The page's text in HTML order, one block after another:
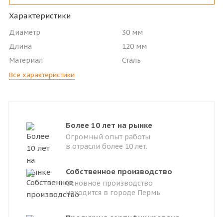
Характеристики
Диаметр
30 мм
Длина
120 мм
Материал
Сталь
Все характеристики
Более 10 лет на рынке
Огромный опыт работы
в отрасли более 10 лет.
Собственное производство
Основное производство
находится в городе Пермь